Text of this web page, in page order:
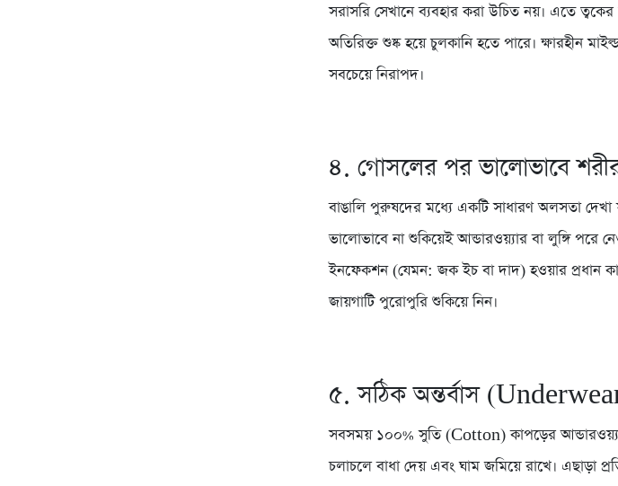
সরাসরি সেখানে ব্যবহার করা উচিত নয়। এতে
অতিরিক্ত শুষ্ক হয়ে চুলকানি হতে পারে। ক্ষারহীন
সবচেয়ে নিরাপদ।
৪. গোসলের পর ভালোভাবে
বাঙালি পুরুষদের মধ্যে একটি সাধারণ অলসতা
ভালোভাবে না শুকিয়েই আন্ডারওয়্যার বা লুঙ্গি পরে
ইনফেকশন (যেমন: জক ইচ বা দাদ) হওয়ার প্রধান
জায়গাটি পুরোপুরি শুকিয়ে নিন।
৫. সঠিক অন্তর্বাস
সবসময় ১০০% সুতি (Cotton) কাপড়ের
চলাচলে বাধা দেয় এবং ঘাম জমিয়ে রাখে। এছাড়া